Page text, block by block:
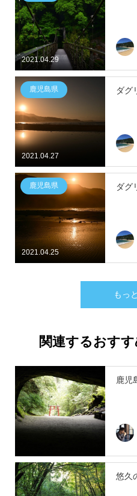
2021.04.29
2021.04.27
鹿児島県 ダグ
2021.04.25
鹿児島県 ダグ
もっ
関連するおす
鹿児
悠久